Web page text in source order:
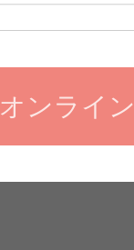
オンライ